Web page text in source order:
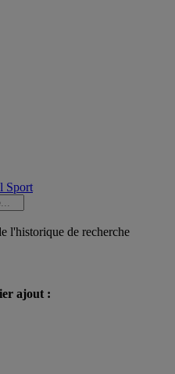
l'historique de recherche
ajout :